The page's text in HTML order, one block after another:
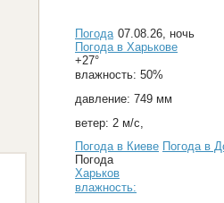
Погода 07.08.26, ночь
Погода в Харькове
+27°
влажность: 50%
давление: 749 мм
ветер: 2 м/с,
Погода в Киеве Погода в
Погода
Харьков
влажность: